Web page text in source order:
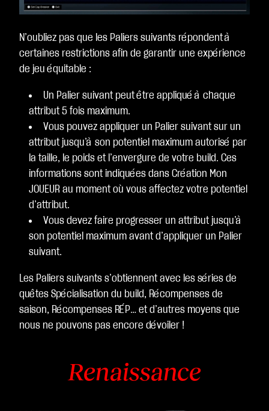
N’oubliez pas que les Paliers suivants répondent à
certaines restrictions afin de garantir une expérience
de jeu équitable :
Un Palier suivant peut être appliqué à chaque
attribut 5 fois maximum.
Vous pouvez appliquer un Palier suivant sur un
attribut jusqu’à son potentiel maximum autorisé par
la taille, le poids et l’envergure de votre build. Ces
informations sont indiquées dans Création Mon
JOUEUR au moment où vous affectez votre potentiel
d’attribut.
Vous devez faire progresser un attribut jusqu’à
son potentiel maximum avant d’appliquer un Palier
suivant.
Les Paliers suivants s’obtiennent avec les séries de
quêtes Spécialisation du build, Récompenses de
saison, Récompenses RÉP… et d’autres moyens que
nous ne pouvons pas encore dévoiler !
Renaissance